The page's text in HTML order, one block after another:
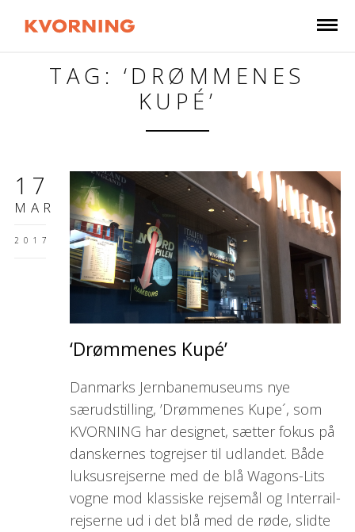
TAG: ‘DRØMMENES
KUPÉ’
17
MAR
2017
‘Drømmenes Kupé’
Danmarks Jernbanemuseums nye
særudstilling, ’Drømmenes Kupe´, som
KVORNING har designet, sætter fokus på
danskernes togrejser til udlandet. Både
luksusrejserne med de blå Wagons-Lits
vogne mod klassiske rejsemål og Interrail-
rejserne ud i det blå med de røde, slidte